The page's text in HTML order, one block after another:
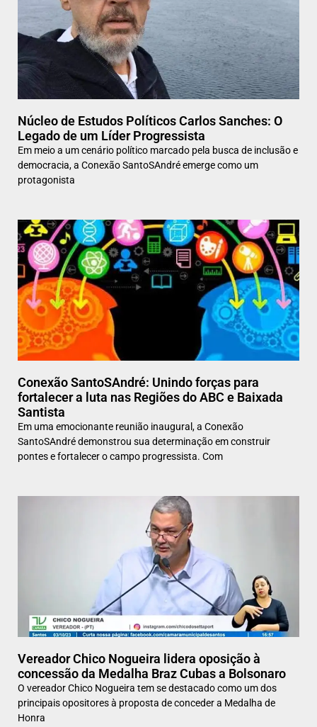
Núcleo de Estudos Políticos Carlos Sanches: O
Legado de um Líder Progressista
Em meio a um cenário político marcado pela busca de inclusão e
democracia, a Conexão SantoSAndré emerge como um
protagonista
Conexão SantoSAndré: Unindo forças para
fortalecer a luta nas Regiões do ABC e Baixada
Santista
Em uma emocionante reunião inaugural, a Conexão
SantoSAndré demonstrou sua determinação em construir
pontes e fortalecer o campo progressista. Com
Vereador Chico Nogueira lidera oposição à
concessão da Medalha Braz Cubas a Bolsonaro
O vereador Chico Nogueira tem se destacado como um dos
principais opositores à proposta de conceder a Medalha de
Honra